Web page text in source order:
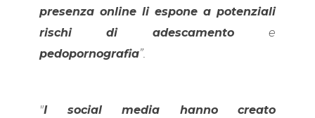
presenza online li espone a potenziali
rischi di adescamento e
pedopornografia”.
"I social media hanno creato